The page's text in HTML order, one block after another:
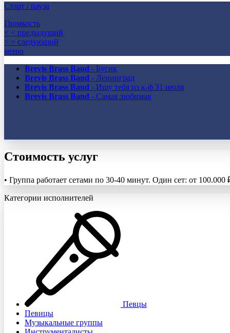
Старт / пауза
Громкость
< < предыдущий
> > следующий
меню
Brevis Brass Band - Бусик
Brevis Brass Band - Ленинград
Brevis Brass Band - Ищу тебя из к-ф 31 июля
Brevis Brass Band - Самая любимая
Стоимость услуг
• Группа работает сетами по 30-40 минут. Один сет: от
Категории исполнителей
Певцы
Певицы
Музыкальные группы